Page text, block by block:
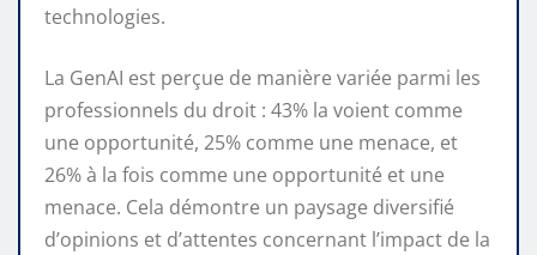
technologies.
La GenAI est perçue de manière variée parmi les
professionnels du droit : 43% la voient comme
une opportunité, 25% comme une menace, et
26% à la fois comme une opportunité et une
menace. Cela démontre un paysage diversifié
d’opinions et d’attentes concernant l’impact de la